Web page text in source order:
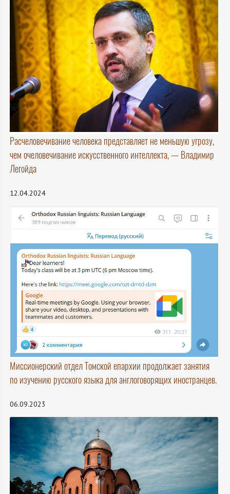
Расчеловечивание человека представляет не меньшую угрозу,
чем очеловечивание искусственного интеллекта, — Владимир
Легойда
12.04.2024
Миссионерский отдел Томской епархии продолжает занятия
по изучению русского языка для англоговорящих иностранцев.
06.09.2023